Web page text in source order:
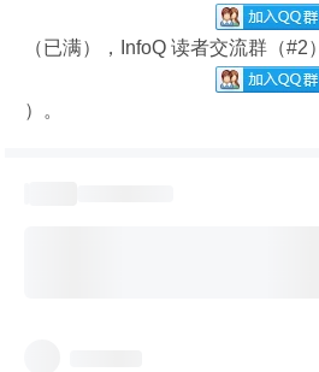
（已满），InfoQ 读者交流群（#2）
）。